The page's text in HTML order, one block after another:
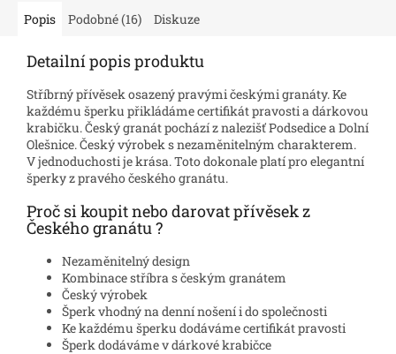
Popis Podobné (16) Diskuze
Detailní popis produktu
Stříbrný přívěsek osazený pravými českými granáty. Ke
každému šperku přikládáme certifikát pravosti a dárkovou
krabičku. Český granát pochází z nalezišť Podsedice a Dolní
Olešnice. Český výrobek s nezaměnitelným charakterem.
V jednoduchosti je krása. Toto dokonale platí pro elegantní
šperky z pravého českého granátu.
Proč si koupit nebo darovat přívěsek z
Českého granátu ?
Nezaměnitelný design
Kombinace stříbra s českým granátem
Český výrobek
Šperk vhodný na denní nošení i do společnosti
Ke každému šperku dodáváme certifikát pravosti
Šperk dodáváme v dárkové krabičce